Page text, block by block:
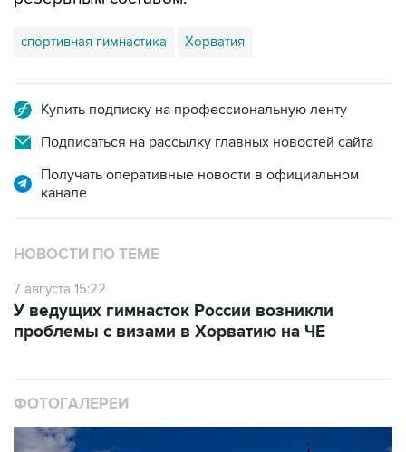
спортивная гимнастика Хорватия
Подписаться на рассылку главных новостей сайта
Получать оперативные новости в официальном
канале
НОВОСТИ ПО ТЕМЕ
7 августа 15:22
проблемы с визами в Хорватию на ЧЕ